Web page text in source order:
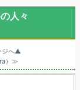
人々
ジへ▲
）≫